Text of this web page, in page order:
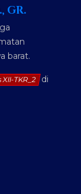
GR.
barat.
XII-TKR_2 di